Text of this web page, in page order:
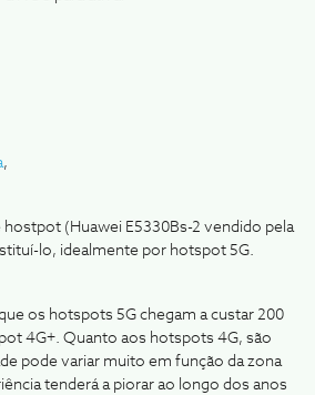
,
(Huawei E5330Bs-2 vendido pela
lo, idealmente por hotspot 5G.
os hotspots 5G chegam a custar 200
4G+. Quanto aos hotspots 4G, são
pode variar muito em função da zona
tenderá a piorar ao longo dos anos